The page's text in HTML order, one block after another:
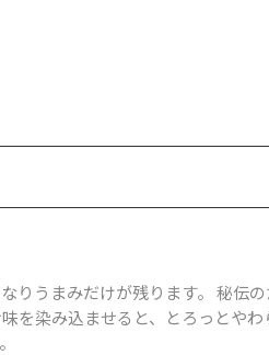
りうまみだけが残ります。 秘伝
を染み込ませると、とろっとや